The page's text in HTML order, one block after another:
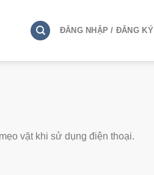
ĐĂNG NHẬP / ĐĂNG KÝ
vặt khi sử dụng điện thoại.